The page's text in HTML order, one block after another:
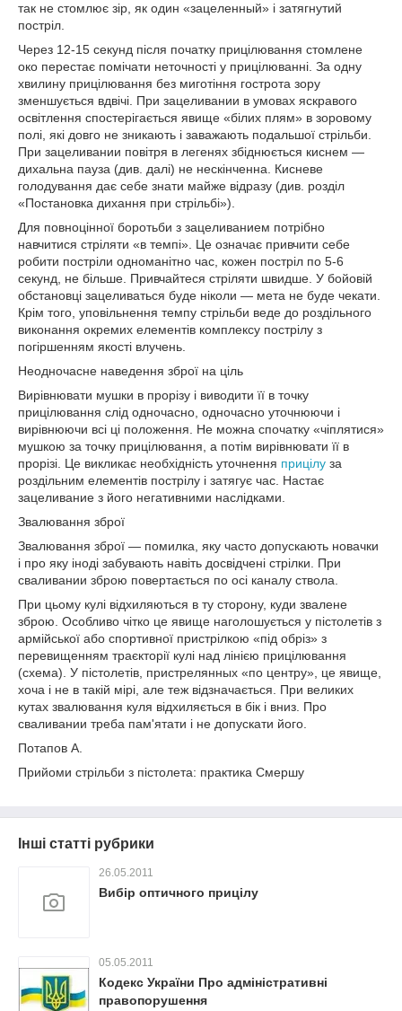
так не стомлює зір, як один «зацеленный» і затягнутий
постріл.
Через 12-15 секунд після початку прицілювання стомлене
око перестає помічати неточності у прицілюванні. За одну
хвилину прицілювання без миготіння гострота зору
зменшується вдвічі. При зацеливании в умовах яскравого
освітлення спостерігається явище «білих плям» в зоровому
полі, які довго не зникають і заважають подальшої стрільби.
При зацеливании повітря в легенях збіднюється киснем —
дихальна пауза (див. далі) не нескінченна. Кисневе
голодування дає себе знати майже відразу (див. розділ
«Постановка дихання при стрільбі»).
Для повноцінної боротьби з зацеливанием потрібно
навчитися стріляти «в темпі». Це означає привчити себе
робити постріли одноманітно час, кожен постріл по 5-6
секунд, не більше. Привчайтеся стріляти швидше. У бойовій
обстановці зацеливаться буде ніколи — мета не буде чекати.
Крім того, уповільнення темпу стрільби веде до роздільного
виконання окремих елементів комплексу пострілу з
погіршенням якості влучень.
Неодночасне наведення зброї на ціль
Вирівнювати мушки в прорізу і виводити її в точку
прицілювання слід одночасно, одночасно уточнюючи і
вирівнюючи всі ці положення. Не можна спочатку «чіплятися»
мушкою за точку прицілювання, а потім вирівнювати її в
прорізі. Це викликає необхідність уточнення прицілу за
роздільним елементів пострілу і затягує час. Настає
зацеливание з його негативними наслідками.
Звалювання зброї
Звалювання зброї — помилка, яку часто допускають новачки
і про яку іноді забувають навіть досвідчені стрілки. При
сваливании зброю повертається по осі каналу ствола.
При цьому кулі відхиляються в ту сторону, куди звалене
зброю. Особливо чітко це явище наголошується у пістолетів з
армійської або спортивної пристрілкою «під обріз» з
перевищенням траєкторії кулі над лінією прицілювання
(схема). У пістолетів, пристрелянных «по центру», це явище,
хоча і не в такій мірі, але теж відзначається. При великих
кутах звалювання куля відхиляється в бік і вниз. Про
сваливании треба пам'ятати і не допускати його.
Потапов А.
Прийоми стрільби з пістолета: практика Смершу
Інші статті рубрики
26.05.2011
Вибір оптичного прицілу
05.05.2011
Кодекс України Про адміністративні
правопорушення